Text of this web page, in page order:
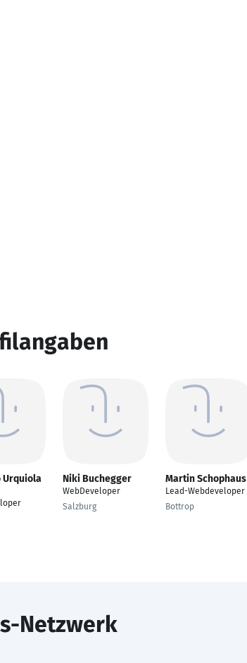
Urquiola
Niki Buchegger
WebDeveloper
Salzburg
Martin Schophaus
Lead-Webdeveloper
Bottrop
Netzwerk